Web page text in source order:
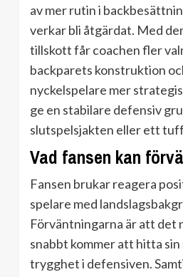
av mer rutin i
verkar bli åtgärdat. Med
tillskott får coachen fler
backparets konstruktion
nyckelspelare mer
ge en stabilare defensiv
slutspelsjakten eller ett
Vad fansen kan
Fansen brukar reagera
spelare med
Förväntningarna är att det
snabbt kommer att hitta sin
trygghet i defensiven.